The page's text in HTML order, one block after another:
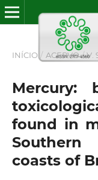
INÍCIO / ACERVO / V.
Mercury:
found in
coasts of